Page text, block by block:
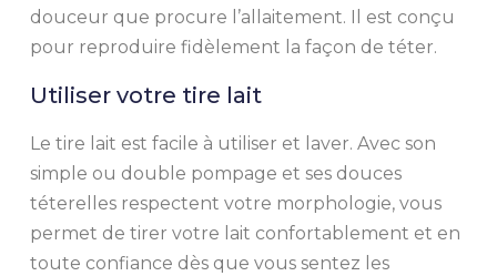
douceur que procure l’allaitement. Il est conçu
pour reproduire fidèlement la façon de téter.
Utiliser votre tire lait
Le tire lait est facile à utiliser et laver. Avec son
simple ou double pompage et ses douces
téterelles respectent votre morphologie, vous
permet de tirer votre lait confortablement et en
toute confiance dès que vous sentez les